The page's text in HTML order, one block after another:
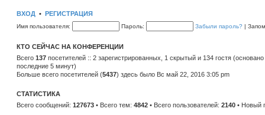
н
м
о
б
щ
е
ю
т
к
о
с
л
е
д
н
у
о
ВХОД • РЕГИСТРАЦИЯ
Имя пользователя: Пароль: Забыли пароль? |
КТО СЕЙЧАС НА КОНФЕРЕНЦИИ
Всего 137 посетителей :: 2 зарегистрированных, 1 скрытый и 134 гостя
последние 5 минут)
Больше всего посетителей (5437) здесь было Вс май 22, 2016 3:05 pm
СТАТИСТИКА
Всего сообщений: 127673 • Всего тем: 4842 • Всего пользователей: 2140 • Новый